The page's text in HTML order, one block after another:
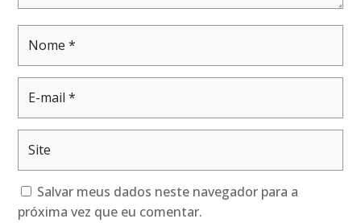
Salvar meus dados neste navegador para a
próxima vez que eu comentar.